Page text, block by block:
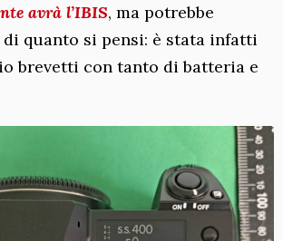
avrà l’IBIS, ma potrebbe
quanto si pensi: è stata infatti
brevetti con tanto di batteria e